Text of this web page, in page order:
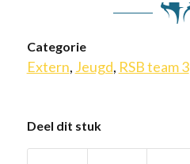
Categorie
Extern, Jeugd, RSB team 3
Deel dit stuk